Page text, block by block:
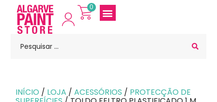
0
INÍCIO / LOJA /ACESSÓRIOS / PROTECÇÃO DE